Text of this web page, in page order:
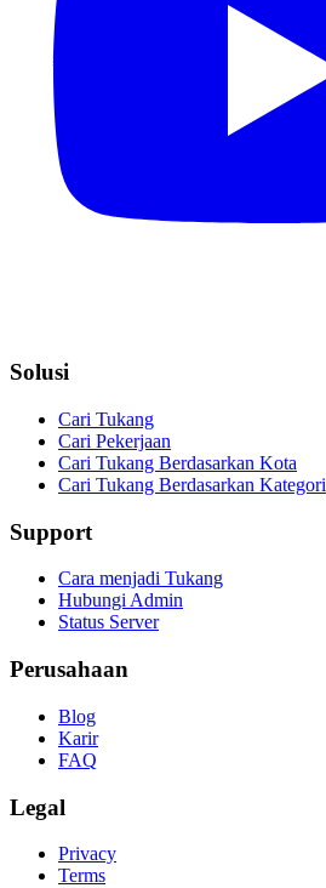
Solusi
Cari Tukang
Cari Pekerjaan
Cari Tukang Berdasarkan Kota
Cari Tukang Berdasarkan Kategori
Support
Cara menjadi Tukang
Hubungi Admin
Status Server
Perusahaan
Blog
Karir
FAQ
Legal
Privacy
Terms